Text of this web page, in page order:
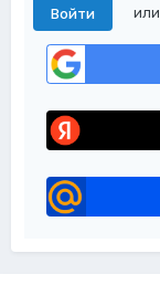
Войти
или